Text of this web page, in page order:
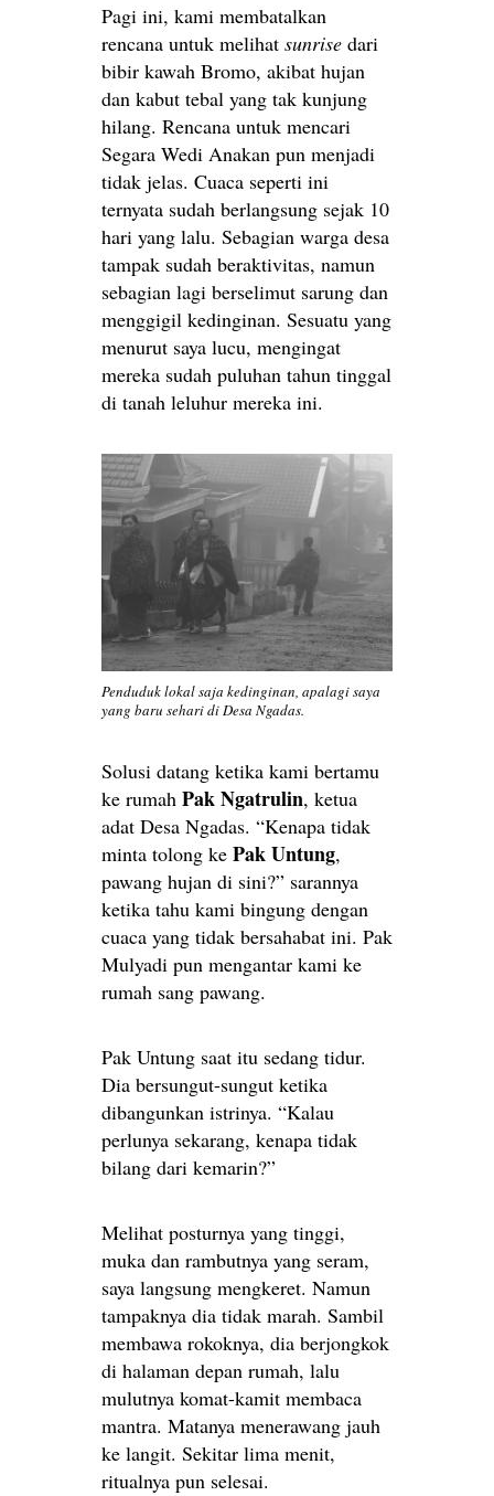
Pagi ini, kami membatalkan
rencana untuk melihat sunrise dari
bibir kawah Bromo, akibat hujan
dan kabut tebal yang tak kunjung
hilang. Rencana untuk mencari
Segara Wedi Anakan pun menjadi
tidak jelas. Cuaca seperti ini
ternyata sudah berlangsung sejak 10
hari yang lalu. Sebagian warga desa
tampak sudah beraktivitas, namun
sebagian lagi berselimut sarung dan
menggigil kedinginan. Sesuatu yang
menurut saya lucu, mengingat
mereka sudah puluhan tahun tinggal
di tanah leluhur mereka ini.
Penduduk lokal saja kedinginan, apalagi saya
yang baru sehari di Desa Ngadas.
Solusi datang ketika kami bertamu
ke rumah Pak Ngatrulin, ketua
adat Desa Ngadas. “Kenapa tidak
minta tolong ke Pak Untung,
pawang hujan di sini?” sarannya
ketika tahu kami bingung dengan
cuaca yang tidak bersahabat ini. Pak
Mulyadi pun mengantar kami ke
rumah sang pawang.
Pak Untung saat itu sedang tidur.
Dia bersungut-sungut ketika
dibangunkan istrinya. “Kalau
perlunya sekarang, kenapa tidak
bilang dari kemarin?”
Melihat posturnya yang tinggi,
muka dan rambutnya yang seram,
saya langsung mengkeret. Namun
tampaknya dia tidak marah. Sambil
membawa rokoknya, dia berjongkok
di halaman depan rumah, lalu
mulutnya komat-kamit membaca
mantra. Matanya menerawang jauh
ke langit. Sekitar lima menit,
ritualnya pun selesai.